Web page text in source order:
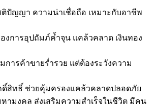
ติปัญญา ความน่าเชื่อถือ เหมาะกับอาชีพ
องการอุปถัมภ์ค้ำจุน แคล้วคลาด เงินทอง
มการค้าขายร่ำรวย แต่ต้องระวังความ
ดิ์สิทธิ์ ช่วยคุ้มครองแคล้วคลาดปลอดภัย
หามงคล ส่งเสริมความสำเร็จในชีวิต มีคน